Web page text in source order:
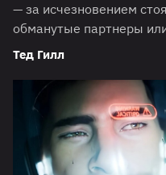
— за исчезновением
обманутые партнеры
Тед Гилл